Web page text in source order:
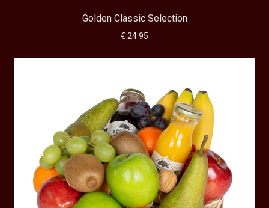
Golden Classic Selection
€ 24.95